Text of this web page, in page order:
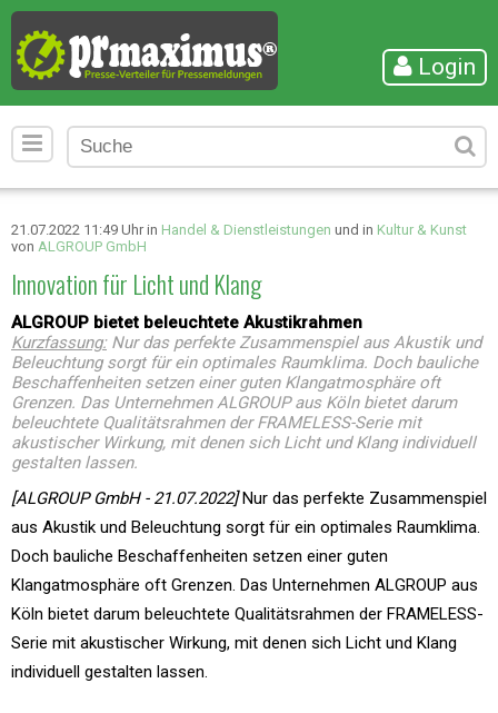
Login
21.07.2022 11:49 Uhr in Handel & Dienstleistungen und in Kultur & Kunst
von ALGROUP GmbH
Innovation für Licht und Klang
ALGROUP bietet beleuchtete Akustikrahmen
Kurzfassung:Nur das perfekte Zusammenspiel aus Akustik und
Beleuchtung sorgt für ein optimales Raumklima. Doch bauliche
Beschaffenheiten setzen einer guten Klangatmosphäre oft
Grenzen. Das Unternehmen ALGROUP aus Köln bietet darum
beleuchtete Qualitätsrahmen der FRAMELESS-Serie mit
akustischer Wirkung, mit denen sich Licht und Klang individuell
gestalten lassen.
[ALGROUP GmbH - 21.07.2022]Nur das perfekte Zusammenspiel
aus Akustik und Beleuchtung sorgt für ein optimales Raumklima.
Doch bauliche Beschaffenheiten setzen einer guten
Klangatmosphäre oft Grenzen. Das Unternehmen ALGROUP aus
Köln bietet darum beleuchtete Qualitätsrahmen der FRAMELESS-
Serie mit akustischer Wirkung, mit denen sich Licht und Klang
individuell gestalten lassen.